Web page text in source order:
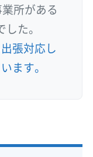
所がある
た。
張対応し
ます。